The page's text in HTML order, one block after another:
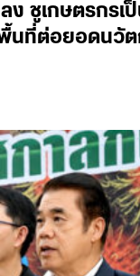
ง ชูเกษตรกรเ
นที่ต่อยอดนวัต